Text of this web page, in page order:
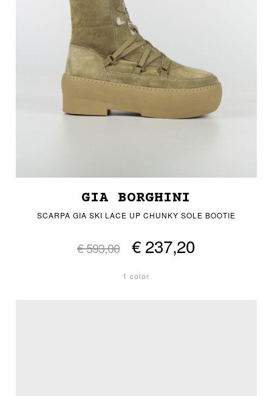
GIA BORGHINI
SCARPA GIA SKI LACE UP CHUNKY SOLE BOOTIE
€ 593,00 € 237,20
1 color